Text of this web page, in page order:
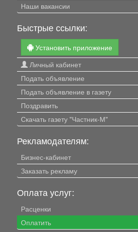
Наши вакансии
Быстрые ссылки:
Установить приложение
Личный кабинет
Подать объявление
Подать объявление в газету
Поздравить
Скачать газету "Частник-М"
Рекламодателям:
Бизнес-кабинет
Заказать рекламу
Оплата услуг:
Расценки
Оплатить